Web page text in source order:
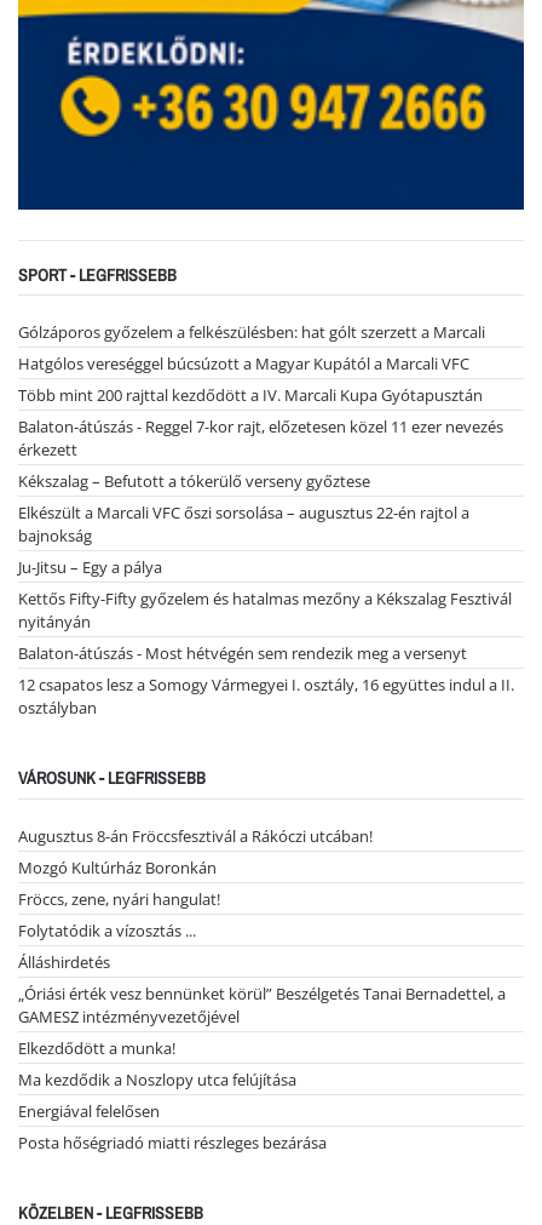
SPORT - LEGFRISSEBB
Gólzáporos győzelem a felkészülésben: hat gólt szerzett a Marcali
Hatgólos vereséggel búcsúzott a Magyar Kupától a Marcali VFC
Több mint 200 rajttal kezdődött a IV. Marcali Kupa Gyótapusztán
Balaton-átúszás - Reggel 7-kor rajt, előzetesen közel 11 ezer nevezés
érkezett
Kékszalag – Befutott a tókerülő verseny győztese
Elkészült a Marcali VFC őszi sorsolása – augusztus 22-én rajtol a
bajnokság
Ju-Jitsu – Egy a pálya
Kettős Fifty-Fifty győzelem és hatalmas mezőny a Kékszalag Fesztivál
nyitányán
Balaton-átúszás - Most hétvégén sem rendezik meg a versenyt
12 csapatos lesz a Somogy Vármegyei I. osztály, 16 együttes indul a II.
osztályban
VÁROSUNK - LEGFRISSEBB
Augusztus 8-án Fröccsfesztivál a Rákóczi utcában!
Mozgó Kultúrház Boronkán
Fröccs, zene, nyári hangulat!
Folytatódik a vízosztás ...
Álláshirdetés
„Óriási érték vesz bennünket körül” Beszélgetés Tanai Bernadettel, a
GAMESZ intézményvezetőjével
Elkezdődött a munka!
Ma kezdődik a Noszlopy utca felújítása
Energiával felelősen
Posta hőségriadó miatti részleges bezárása
KÖZELBEN - LEGFRISSEBB